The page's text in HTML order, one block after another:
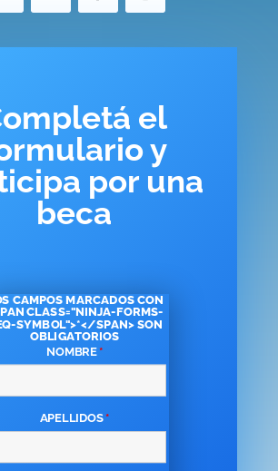
el
y
por una
beca
CAMPOS MARCADOS CON
CLASS="NINJA-FORMS-
SYMBOL">*</SPAN> SON
OBLIGATORIOS
NOMBRE*
APELLIDOS*